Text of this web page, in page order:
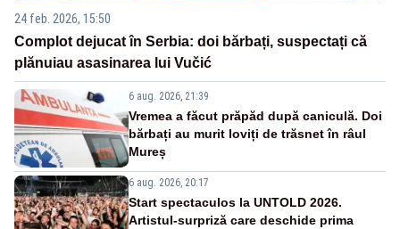
24 feb. 2026, 15:50
Complot dejucat în Serbia: doi bărbați, suspectați că
plănuiau asasinarea lui Vučić
6 aug. 2026, 21:39
Vremea a făcut prăpăd după caniculă. Doi
bărbați au murit loviți de trăsnet în râul
Mureș
6 aug. 2026, 20:17
Start spectaculos la UNTOLD 2026.
Artistul-surpriză care deschide prima